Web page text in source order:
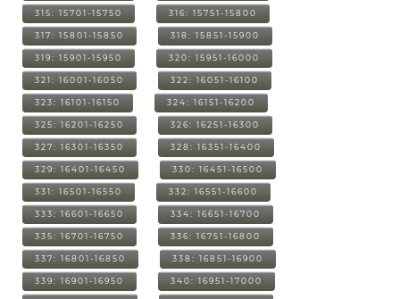
315: 15701-15750 316: 15751-15800
317: 15801-15850 318: 15851-15900
319: 15901-15950 320: 15951-16000
321: 16001-16050 322: 16051-16100
323: 16101-16150 324: 16151-16200
325: 16201-16250 326: 16251-16300
327: 16301-16350 328: 16351-16400
329: 16401-16450 330: 16451-16500
331: 16501-16550 332: 16551-16600
333: 16601-16650 334: 16651-16700
335: 16701-16750 336: 16751-16800
337: 16801-16850 338: 16851-16900
339: 16901-16950 340: 16951-17000